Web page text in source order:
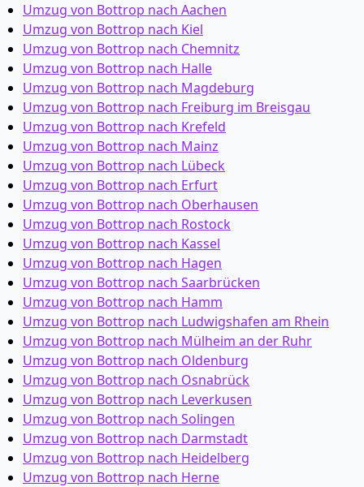
Umzug von Bottrop nach Aachen
Umzug von Bottrop nach Kiel
Umzug von Bottrop nach Chemnitz
Umzug von Bottrop nach Halle
Umzug von Bottrop nach Magdeburg
Umzug von Bottrop nach Freiburg im Breisgau
Umzug von Bottrop nach Krefeld
Umzug von Bottrop nach Mainz
Umzug von Bottrop nach Lübeck
Umzug von Bottrop nach Erfurt
Umzug von Bottrop nach Oberhausen
Umzug von Bottrop nach Rostock
Umzug von Bottrop nach Kassel
Umzug von Bottrop nach Hagen
Umzug von Bottrop nach Saarbrücken
Umzug von Bottrop nach Hamm
Umzug von Bottrop nach Ludwigshafen am Rhein
Umzug von Bottrop nach Mülheim an der Ruhr
Umzug von Bottrop nach Oldenburg
Umzug von Bottrop nach Osnabrück
Umzug von Bottrop nach Leverkusen
Umzug von Bottrop nach Solingen
Umzug von Bottrop nach Darmstadt
Umzug von Bottrop nach Heidelberg
Umzug von Bottrop nach Herne